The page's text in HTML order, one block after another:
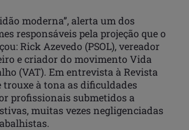
moderna”, alerta um dos
responsáveis pela projeção que o
Rick Azevedo (PSOL), vereador
e criador do movimento Vida
(VAT). Em entrevista à Revista
trouxe à tona as dificuldades
profissionais submetidos a
muitas vezes negligenciadas